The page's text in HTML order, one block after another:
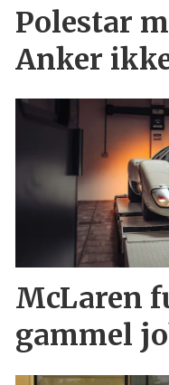
Polestar
Anker
McLaren
gammel